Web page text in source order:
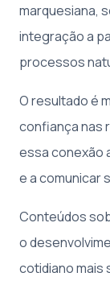
marquesiana,
integração a
processos
O resultado é
confiança nas
essa conexão
e a comunicar
Conteúdos
o
cotidiano mais